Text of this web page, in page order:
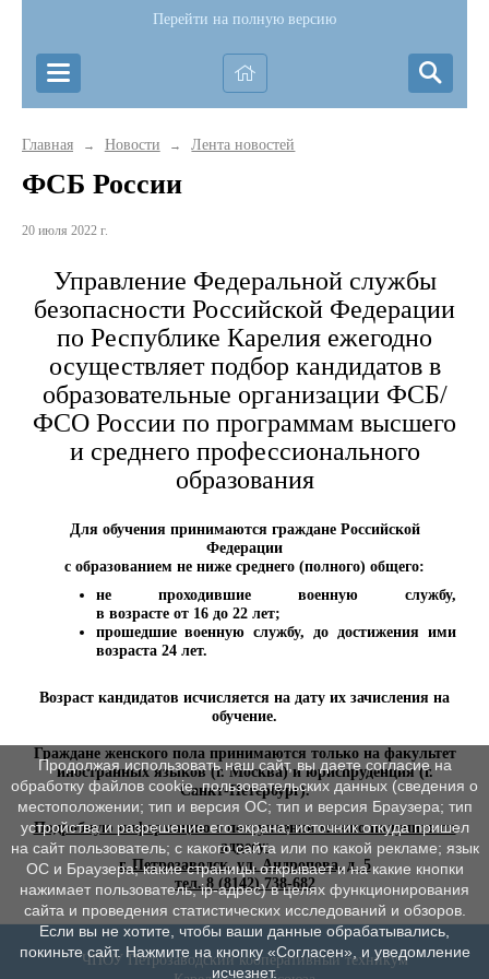
Перейти на полную версию
Главная → Новости → Лента новостей
ФСБ России
20 июля 2022 г.
Управление Федеральной службы
безопасности Российской Федерации
по Республике Карелия ежегодно
осуществляет подбор кандидатов в
образовательные организации ФСБ/
ФСО России по программам высшего
и среднего профессионального
образования
Для обучения принимаются граждане Российской
Федерации
с образованием не ниже среднего (полного) общего:
не проходившие военную службу,
в возрасте от 16 до 22 лет;
прошедшие военную службу, до достижения ими
возраста 24 лет.
Возраст кандидатов исчисляется на дату их зачисления на
обучение.
Граждане женского пола принимаются только на факультет
иностранных языков (г. Москва) и юриспруденция (г.
Санкт-Петербург).
Подробную информацию о поступлении можно получить по
адресу:
г. Петрозаводск, ул. Андропова, д. 5
тел. 8 (8142) 738-682
ЧПОУ Петрозаводский кооперативный техникум
Продолжая использовать наш сайт, вы даете согласие на
обработку файлов cookie, пользовательских данных (сведения о
местоположении; тип и версия ОС; тип и версия Браузера; тип
устройства и разрешение его экрана; источник откуда пришел
на сайт пользователь; с какого сайта или по какой рекламе; язык
ОС и Браузера; какие страницы открывает и на какие кнопки
нажимает пользователь; ip-адрес) в целях функционирования
сайта и проведения статистических исследований и обзоров.
Если вы не хотите, чтобы ваши данные обрабатывались,
покиньте сайт. Нажмите на кнопку «Согласен», и уведомление
исчезнет.